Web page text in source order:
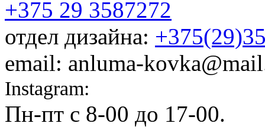
+375 29 3587272
отдел дизайна:
email: anluma-
Instagram:
Пн-пт c 8-00 до 17-00.